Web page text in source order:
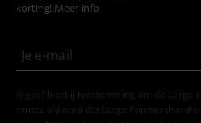
korting! Meer info
Ik geef hierbij toestemming om de Large-
ermee akkoord dat Large